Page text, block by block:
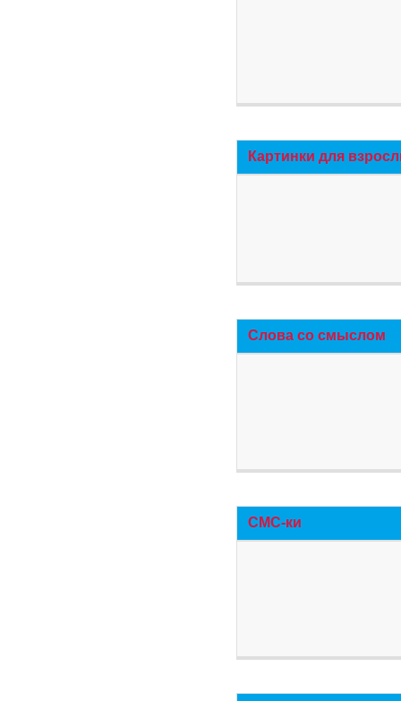
Картинки для
Слова со смыслом
СМС-ки